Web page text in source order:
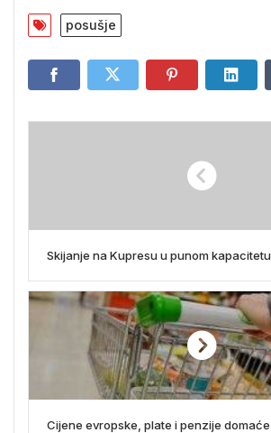
posušje
Skijanje na Kupresu u punom kapacitetu
Cijene evropske, plate i penzije domaće